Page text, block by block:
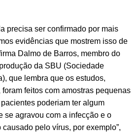
precisa ser confirmado por mais
evidências que mostrem isso de
Dalmo de Barros, membro do
da SBU (Sociedade
que lembra que os estudos,
feitos com amostras pequenas
poderiam ter algum
se agravou com a infecção e o
pelo vírus, por exemplo”,